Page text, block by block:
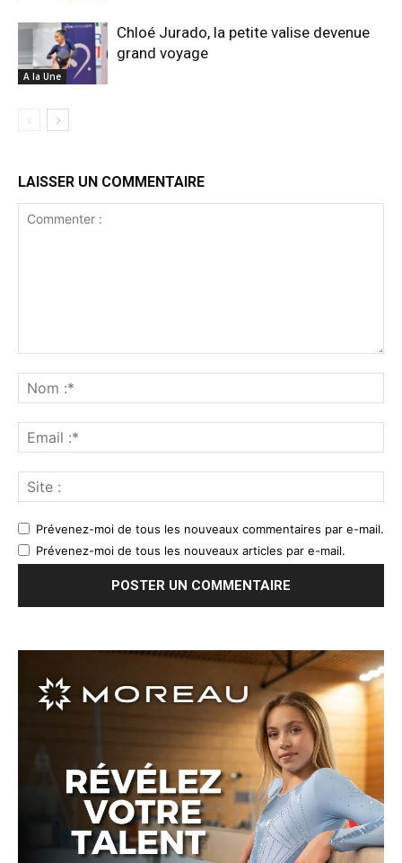
A la Une
Chloé Jurado, la petite valise devenue
grand voyage
LAISSER UN COMMENTAIRE
Prévenez-moi de tous les nouveaux commentaires par e-mail.
Prévenez-moi de tous les nouveaux articles par e-mail.